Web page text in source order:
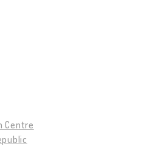
Centre